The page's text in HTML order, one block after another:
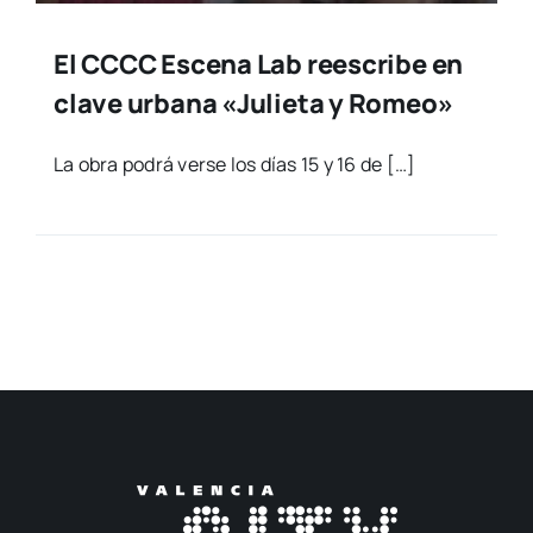
El CCCC Escena Lab reescribe en
clave urbana «Julieta y Romeo»
La obra podrá ver­se los días 15 y 16 de […]